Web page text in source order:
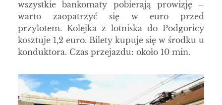
wszystkie bankomaty pobierają prowizję –
warto zaopatrzyć się w euro przed
przylotem. Kolejka z lotniska do Podgoricy
kosztuje 1,2 euro. Bilety kupuje się w środku u
konduktora. Czas przejazdu: około 10 min.